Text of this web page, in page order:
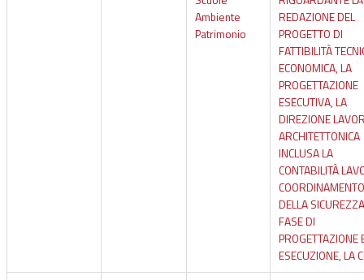
Ambiente
Patrimonio
REDAZIONE DEL
PROGETTO DI
FATTIBILITÀ
ECONOMICA, LA
PROGETTAZIONE
ESECUTIVA, LA
DIREZIONE
ARCHITETTONICA
INCLUSA LA
CONTABILITÀ
COORDINAMENTO
DELLA
FASE DI
PROGETTAZIONE
ESECUZIONE, LA